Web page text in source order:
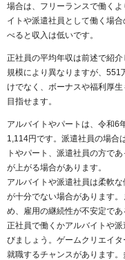
場合は、フリーランスで働く
イトや派遣社員として働く場
べると収入は低いです。
正社員の平均年収は前述で紹
規模により異なりますが、551
けでなく、ボーナスや福利厚
目指せます。
アルバイトやパートは、令和6
1,114円です。派遣社員の場合
トやパート、派遣社員の方で
が上がる場合があります。
アルバイトや派遣社員は柔軟
が十分でない場合があります
め、雇用の継続性が不安定であ
正社員で働くかアルバイトや
びましょう。ゲームクリエイ
就職するチャンスがあります